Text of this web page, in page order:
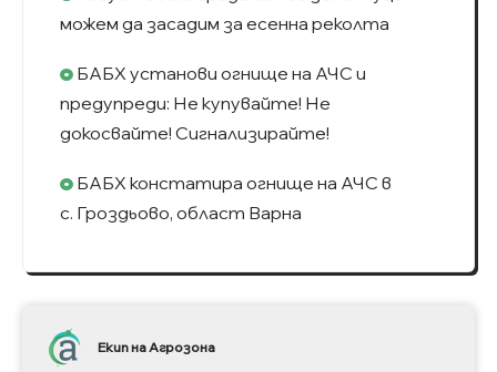
можем да засадим за есенна реколта
БАБХ установи огнище на АЧС и
предупреди: Не купувайте! Не
докосвайте! Сигнализирайте!
БАБХ констатира огнище на АЧС в
с. Гроздьово, област Варна
Екип на Агрозона